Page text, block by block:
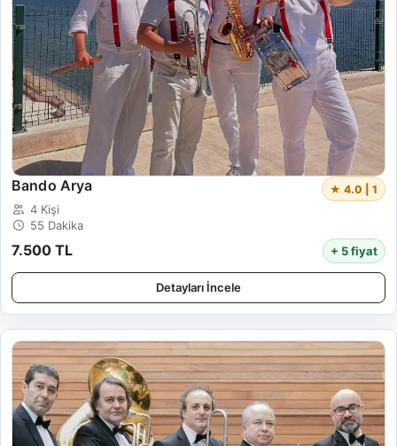
Bando Arya ★ 4.0 | 1
4 Kişi
55 Dakika
7.500 TL + 5 fiyat
Detayları İncele